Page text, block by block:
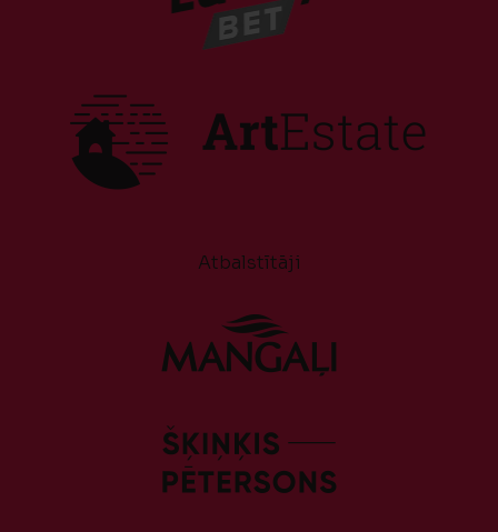
Atbalstītāji